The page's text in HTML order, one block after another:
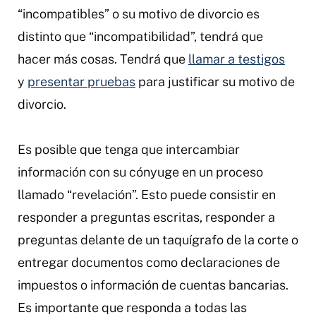
“incompatibles” o su motivo de divorcio es
distinto que “incompatibilidad”, tendrá que
hacer más cosas. Tendrá que llamar a testigos
y presentar pruebaspara justificar su motivo de
divorcio.
Es posible que tenga que intercambiar
información con su cónyuge en un proceso
llamado “revelación”. Esto puede consistir en
responder a preguntas escritas, responder a
preguntas delante de un taquígrafo de la corte o
entregar documentos como declaraciones de
impuestos o información de cuentas bancarias.
Es importante que responda a todas las